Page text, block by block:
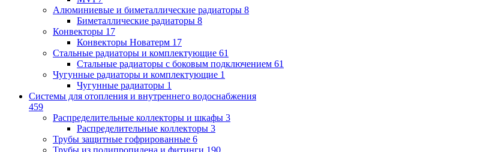
Алюминиевые и биметаллические радиаторы 8
Биметаллические радиаторы 8
Конвекторы 17
Конвекторы Новатерм 17
Стальные радиаторы и комплектующие 61
Стальные радиаторы с боковым подключением 61
Чугунные радиаторы и комплектующие 1
Чугунные радиаторы 1
Системы для отопления и внутреннего водоснабжения
459
Распределительные коллекторы и шкафы 3
Распределительные коллекторы 3
Трубы защитные гофрированные 6
Трубы из полипропилена и фитинги 190